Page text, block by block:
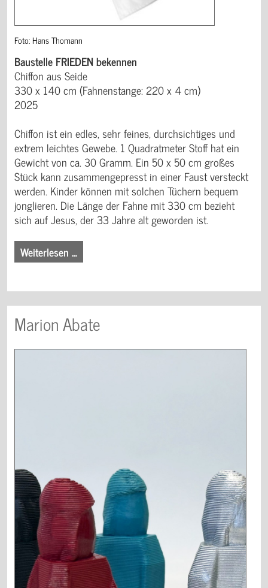
Foto: Hans Thomann
Baustelle FRIEDEN bekennen
Chiffon aus Seide
330 x 140 cm (Fahnenstange: 220 x 4 cm)
2025
Chiffon ist ein edles, sehr feines, durchsichtiges und
extrem leichtes Gewebe. 1 Quadratmeter Stoff hat ein
Gewicht von ca. 30 Gramm. Ein 50 x 50 cm großes
Stück kann zusammengepresst in einer Faust versteckt
werden. Kinder können mit solchen Tüchern bequem
jonglieren. Die Länge der Fahne mit 330 cm bezieht
sich auf Jesus, der 33 Jahre alt geworden ist.
Weiterlesen …
Marion Abate